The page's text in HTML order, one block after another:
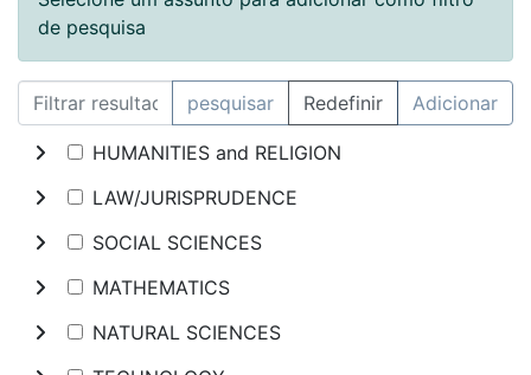
de pesquisa
pesquisar Redefinir Adicionar
HUMANITIES and RELIGION
LAW/JURISPRUDENCE
SOCIAL SCIENCES
MATHEMATICS
NATURAL SCIENCES